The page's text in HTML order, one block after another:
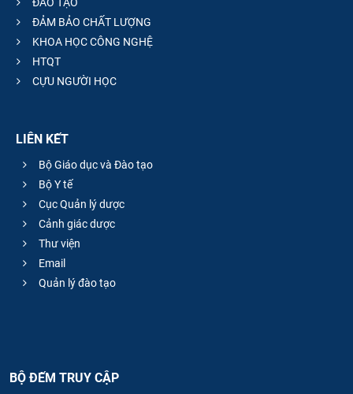
ĐẢM BẢO CHẤT LƯỢNG
KHOA HỌC CÔNG NGHỆ
HTQT
CỰU NGƯỜI HỌC
LIÊN KẾT
Bộ Giáo dục và Đào tạo
Bộ Y tế
Cục Quản lý dược
Cảnh giác dược
Thư viện
Email
Quản lý đào tạo
BỘ ĐẾM TRUY CẬP